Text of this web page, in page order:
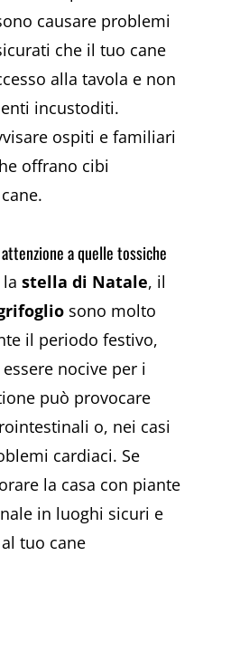
causare problemi
che il tuo cane
alla tavola e non
incustoditi.
ospiti e familiari
offrano cibi
a quelle tossiche
lastella di Natale, il
sono molto
il periodo festivo,
nocive per i
può provocare
o, nei casi
cardiaci. Se
la casa con piante
in luoghi sicuri e
tuo cane